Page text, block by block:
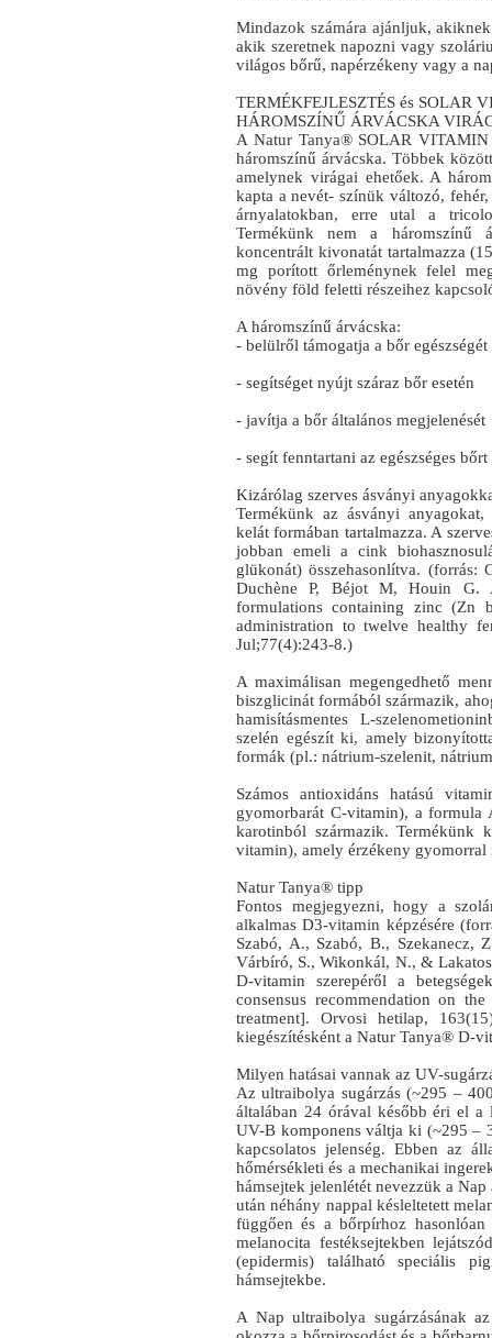
Mindazok számára ajánljuk,
akik szeretnek napozni vagy
világos bőrű, napérzékeny vagy a
TERMÉKFEJLESZTÉS és SOLAR
HÁROMSZÍNŰ ÁRVÁCSKA
A Natur Tanya® SOLAR
háromszínű árvácska. Többek
amelynek virágai ehetőek. A
kapta a nevét- színük változó,
árnyalatokban, erre utal a
Termékünk nem a háromszínű
koncentrált kivonatát tartalmazza
mg porított őrleménynek felel
növény föld feletti részeihez
A háromszínű árvácska:
- belülről támogatja a bőr egészségét
- segítséget nyújt száraz bőr esetén
- javítja a bőr általános megjelenését
- segít fenntartani az egészséges bőrt
Kizárólag szerves ásványi
Termékünk az ásványi
kelát formában tartalmazza. A
jobban emeli a cink
glükonát) összehasonlítva. (forrás:
Duchène P, Béjot M, Houin G.
formulations containing zinc (Zn
administration to twelve healthy
Jul;77(4):243-8.)
A maximálisan megengedhető
biszglicinát formából származik,
hamisításmentes L-
szelén egészít ki, amely
formák (pl.: nátrium-szelenit,
Számos antioxidáns hatású
gyomorbarát C-vitamin), a formula
karotinból származik. Termékünk
vitamin), amely érzékeny gyomorral
Natur Tanya® tipp
Fontos megjegyezni, hogy a
alkalmas D3-vitamin képzésére
Szabó, A., Szabó, B., Szekanecz,
Várbíró, S., Wikonkál, N., &
D-vitamin szerepéről a
consensus recommendation on
treatment]. Orvosi hetilap,
kiegészítésként a Natur Tanya® D-
Milyen hatásai vannak az UV-
Az ultraibolya sugárzás (~295 –
általában 24 órával később éri el a
UV-B komponens váltja ki (~295 –
kapcsolatos jelenség. Ebben az
hőmérsékleti és a mechanikai
hámsejtek jelenlétét nevezzük a
után néhány nappal késleltetett
függően és a bőrpírhoz
melanocita festéksejtekben
(epidermis) található speciális
hámsejtekbe.
A Nap ultraibolya sugárzásának